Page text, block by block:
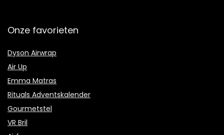
Onze favorieten
Dyson Airwrap
Air Up
Emma Matras
Rituals Adventskalender
Gourmetstel
VR Bril